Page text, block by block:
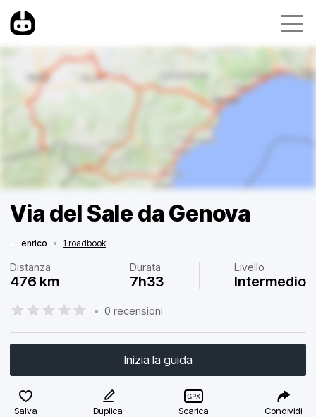
Via del Sale da Genova
enrico • 1 roadbook
Distanza
476 km
Durata
7h33
Livello
Intermedio
• 0 recensioni
Inizia la guida
Salva Duplica Scarica Condividi